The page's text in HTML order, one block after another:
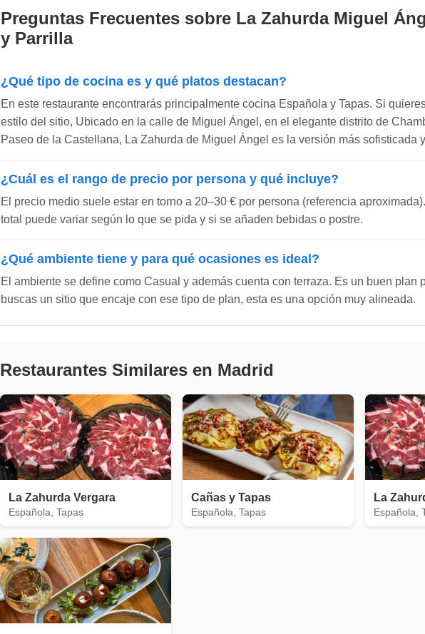
Preguntas Frecuentes sobre La Zahurda Miguel
y Parrilla
¿Qué tipo de cocina es y qué platos destacan?
En este restaurante encontrarás principalmente cocina Española y Tapas. Si
estilo del sitio, Ubicado en la calle de Miguel Ángel, en el elegante distrito de
Paseo de la Castellana, La Zahurda de Miguel Ángel es la versión más sofisticada
¿Cuál es el rango de precio por persona y qué incluye?
El precio medio suele estar en torno a 20–30 € por persona (referencia
total puede variar según lo que se pida y si se añaden bebidas o postre.
¿Qué ambiente tiene y para qué ocasiones es ideal?
El ambiente se define como Casual y además cuenta con terraza. Es un buen plan
buscas un sitio que encaje con ese tipo de plan, esta es una opción muy alineada.
Restaurantes Similares en Madrid
La Zahurda Vergara
Española, Tapas
Cañas y Tapas
Española, Tapas
La
Española,